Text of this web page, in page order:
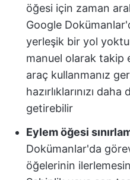
öğesi için zaman
Google
yerleşik bir yol
manuel olarak takip
araç kullanmanız
hazırlıklarınızı
getirebilir
Eylem öğesi
Dokümanlar'da
öğelerinin